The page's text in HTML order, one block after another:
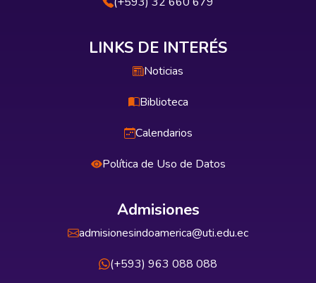
LINKS DE INTERÉS
Noticias
Biblioteca
Calendarios
Política de Uso de Datos
Admisiones
admisionesindoamerica@uti.edu.ec
(+593) 963 088 088